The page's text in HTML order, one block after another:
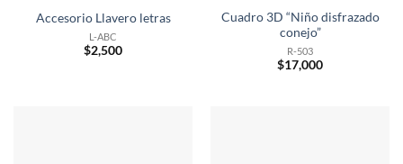
Accesorio Llavero letras
L-ABC
$2,500
Cuadro 3D “Niño disfrazado
conejo”
R-503
$17,000